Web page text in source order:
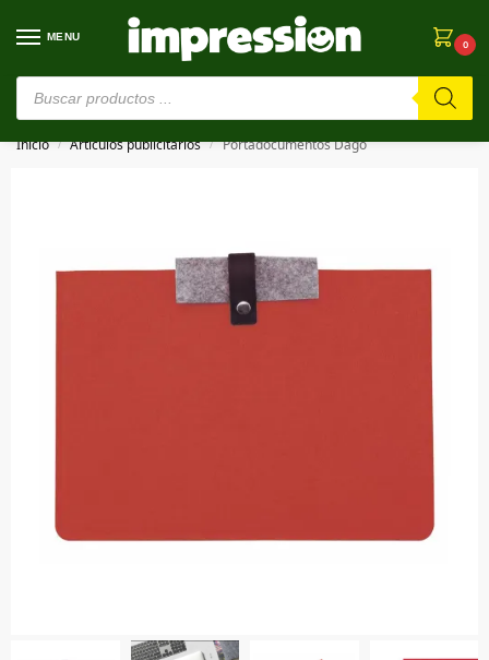
MENU
0
⚠️ Estamos en pruebas. Si algo falla, ¡Perdón!⚠️
Inicio / Artículos publicitarios / Portadocumentos Dago